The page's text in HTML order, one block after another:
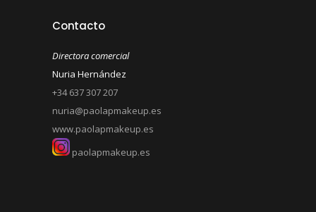
Contacto
Directora comercial
Nuria Hernández
+34 637 307 207
nuria@paolapmakeup.es
www.paolapmakeup.es
paolapmakeup.es